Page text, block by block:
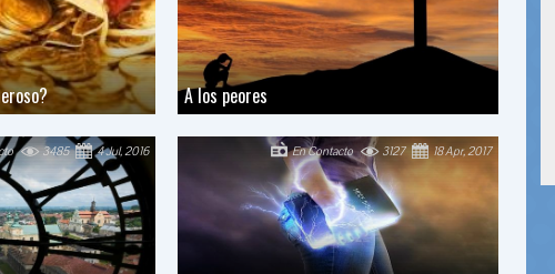
A los peores
4 Jul, 2016
3485 18 Apr, 2017
3127
En Contacto